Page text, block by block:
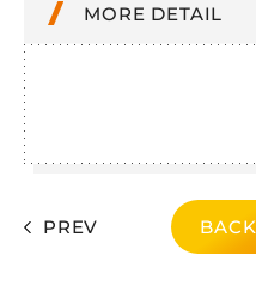
MORE DETAIL
PREV